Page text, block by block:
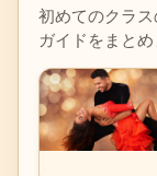
初めてのクラ
ガイドをまとめ